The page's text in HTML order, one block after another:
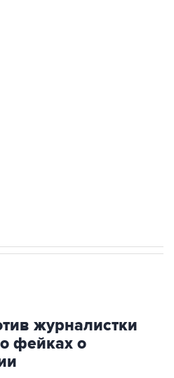
журналистки
фейках о
- Против